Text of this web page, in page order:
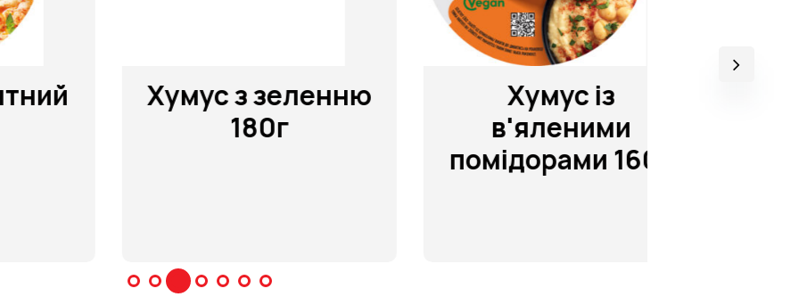
Хумус з зеленню
Хумус із
в'яленими
помідорами 160г